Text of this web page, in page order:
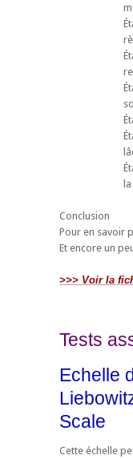
Conclusion
Pour en savoir
Et encore un
>>> Voir la
Tests
Echelle
Scale
Cette échelle